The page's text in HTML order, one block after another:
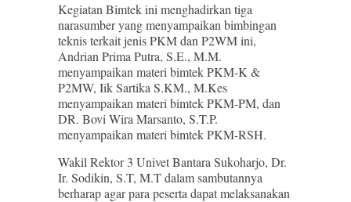
Kegiatan Bimtek ini menghadirkan tiga
narasumber yang menyampaikan bimbingan
teknis terkait jenis PKM dan P2WM ini,
Andrian Prima Putra, S.E., M.M.
menyampaikan materi bimtek PKM-K &
P2MW, Iik Sartika S.KM., M.Kes
menyampaikan materi bimtek PKM-PM, dan
DR. Bovi Wira Marsanto, S.T.P.
menyampaikan materi bimtek PKM-RSH.
Wakil Rektor 3 Univet Bantara Sukoharjo, Dr.
Ir. Sodikin, S.T, M.T dalam sambutannya
berharap agar para peserta dapat melaksanakan